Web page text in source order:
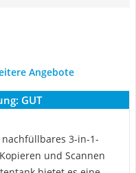
Angebote
GUT
nachfüllbares 3-in-1-
und Scannen